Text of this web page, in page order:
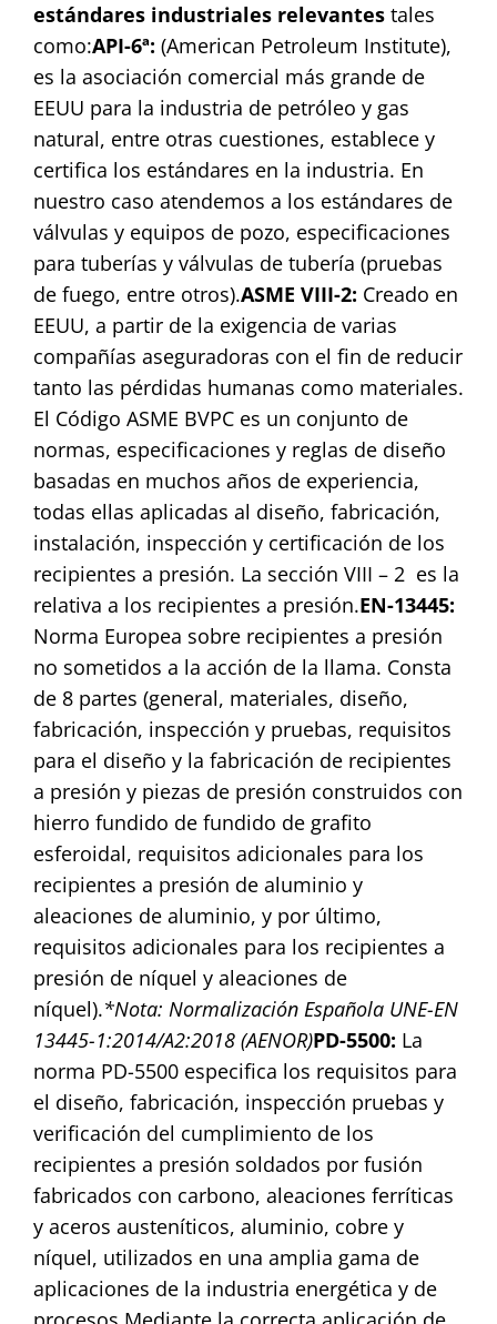
estándares industriales relevantestales
como:API-6ª: (American Petroleum Institute),
es la asociación comercial más grande de
EEUU para la industria de petróleo y gas
natural, entre otras cuestiones, establece y
certifica los estándares en la industria. En
nuestro caso atendemos a los estándares de
válvulas y equipos de pozo, especificaciones
para tuberías y válvulas de tubería (pruebas
de fuego, entre otros).ASME VIII-2: Creado en
EEUU, a partir de la exigencia de varias
compañías aseguradoras con el fin de reducir
tanto las pérdidas humanas como materiales.
El Código ASME BVPC es un conjunto de
normas, especificaciones y reglas de diseño
basadas en muchos años de experiencia,
todas ellas aplicadas al diseño, fabricación,
instalación, inspección y certificación de los
recipientes a presión. La sección VIII – 2 es la
relativa a los recipientes a presión.EN-13445:
Norma Europea sobre recipientes a presión
no sometidos a la acción de la llama. Consta
de 8 partes (general, materiales, diseño,
fabricación, inspección y pruebas, requisitos
para el diseño y la fabricación de recipientes
a presión y piezas de presión construidos con
hierro fundido de fundido de grafito
esferoidal, requisitos adicionales para los
recipientes a presión de aluminio y
aleaciones de aluminio, y por último,
requisitos adicionales para los recipientes a
presión de níquel y aleaciones de
níquel).*Nota: Normalización Española UNE-EN
13445-1:2014/A2:2018 (AENOR)PD-5500: La
norma PD-5500 especifica los requisitos para
el diseño, fabricación, inspección pruebas y
verificación del cumplimiento de los
recipientes a presión soldados por fusión
fabricados con carbono, aleaciones ferríticas
y aceros austeníticos, aluminio, cobre y
níquel, utilizados en una amplia gama de
aplicaciones de la industria energética y de